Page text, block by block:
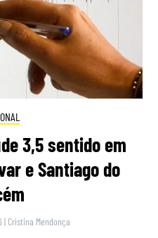
3,5 sentido em
e Santiago do
| Cristina Mendonça